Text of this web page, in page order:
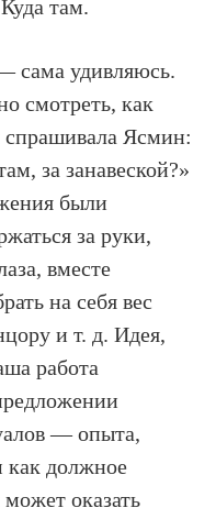
там.
сама удивляюсь.
смотреть, как
спрашивала Ясмин:
за занавеской?»
были
за руки,
вместе
на себя вес
и т. д. Идея,
работа
— опыта,
должное
оказать